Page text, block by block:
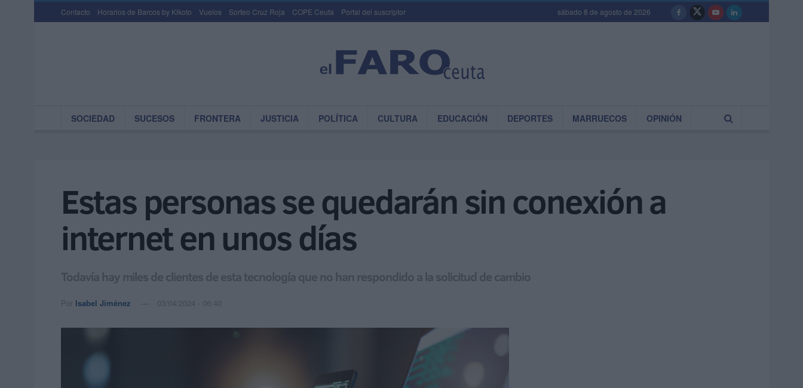
Contacto Horarios de Barcos by Kikoto Vuelos Sorteo Cruz Roja COPE Ceuta Portal del suscriptor sábado 8 de agosto de 2026
SOCIEDAD SUCESOS FRONTERA JUSTICIA POLÍTICA CULTURA EDUCACIÓN DEPORTES MARRUECOS OPINIÓN
Estas personas se quedarán sin conexión a
internet en unos días
Todavía hay miles de clientes de esta tecnología que no han respondido a la solicitud de cambio
Por Isabel Jiménez 03/04/2024 - 06:40